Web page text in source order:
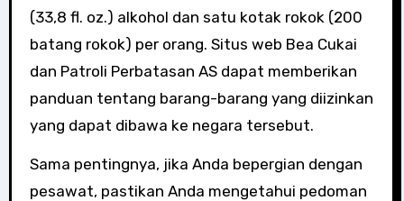
(33,8 fl. oz.) alkohol dan satu kotak rokok (200
batang rokok) per orang. Situs web Bea Cukai
dan Patroli Perbatasan AS dapat memberikan
panduan tentang barang-barang yang diizinkan
yang dapat dibawa ke negara tersebut.
Sama pentingnya, jika Anda bepergian dengan
pesawat, pastikan Anda mengetahui pedoman